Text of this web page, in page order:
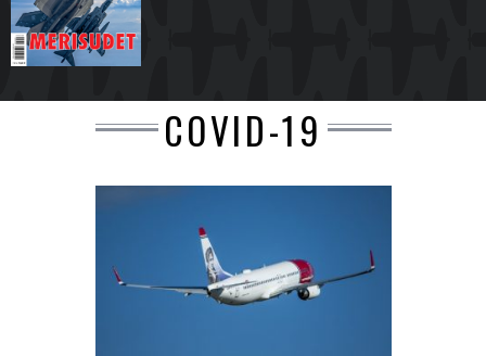
COVID-19